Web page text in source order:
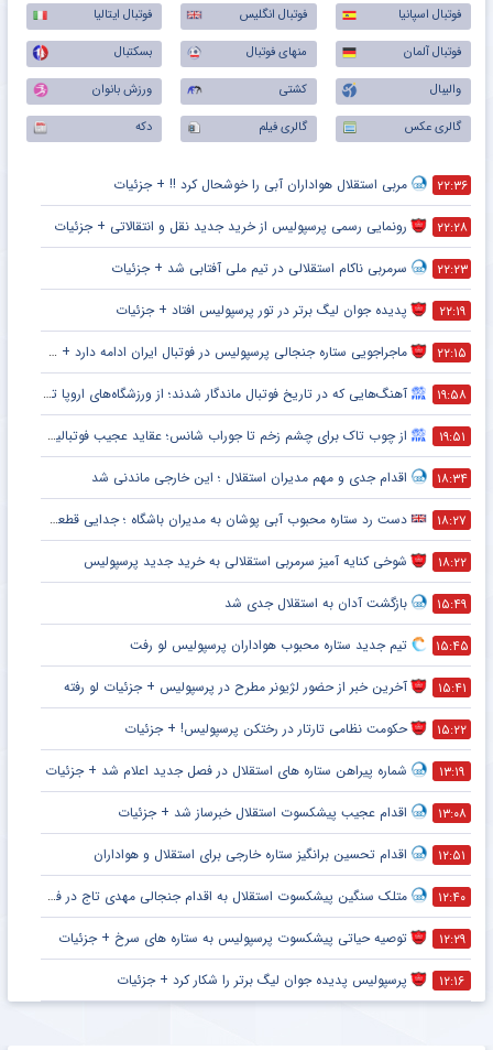
فوتبال اسپانیا
فوتبال انگلیس
فوتبال ایتالیا
فوتبال آلمان
منهای فوتبال
بسکتبال
والیبال
کشتی
ورزش بانوان
گالری عکس
گالری فیلم دکه
۲۲:۳۶ مربی استقلال هواداران آبی را خوشحال کرد !! + جزئیات
۲۲:۲۸ رونمایی رسمی پرسپولیس از خرید جدید نقل و انتقالاتی + جزئیات
۲۲:۲۳ سرمربی ناکام استقلالی در تیم ملی آفتابی شد + جزئیات
۲۲:۱۹ پدیده جوان لیگ برتر در تور پرسپولیس افتاد + جزئیات
۲۲:۱۵ ماجراجویی ستاره جنجالی پرسپولیس در فوتبال ایران ادامه دارد + جزئیات
۱۹:۵۸ آهنگ‌هایی که در تاریخ فوتبال ماندگار شدند؛ از ورزشگاه‌های اروپا تا جام جهانی
۱۹:۵۱ از چوب تاک برای چشم زخم تا جوراب شانس؛ عقاید عجیب فوتبالیست‌ها!
۱۸:۳۴ اقدام جدی و مهم مدیران استقلال ؛ این خارجی ماندنی شد
۱۸:۲۷ دست رد ستاره محبوب آبی پوشان به مدیران باشگاه ؛ جدایی قطعی است !
۱۸:۲۲ شوخی کنایه آمیز سرمربی استقلالی به خرید جدید پرسپولیس
۱۵:۴۹ بازگشت آدان به استقلال جدی شد
۱۵:۴۵ تیم جدید ستاره محبوب هواداران پرسپولیس لو رفت
۱۵:۴۱ آخرین خبر از حضور لژیونر مطرح در پرسپولیس + جزئیات لو رفته
۱۵:۲۲ حکومت نظامی تارتار در رختکن پرسپولیس! + جزئیات
۱۳:۱۹ شماره پیراهن ستاره های استقلال در فصل جدید اعلام شد + جزئیات
۱۳:۰۸ اقدام عجیب پیشکسوت استقلال خبرساز شد + جزئیات
۱۲:۵۱ اقدام تحسین برانگیز ستاره خارجی برای استقلال و هواداران
۱۲:۴۰ متلک سنگین پیشکسوت استقلال به اقدام جنجالی مهدی تاج در فدراسیون فوتبال
۱۲:۲۹ توصیه حیاتی پیشکسوت پرسپولیس به ستاره های سرخ + جزئیات
۱۲:۱۶ پرسپولیس پدیده جوان لیگ برتر را شکار کرد + جزئیات